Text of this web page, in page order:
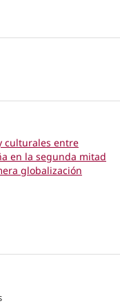
culturales entre
en la segunda mitad
globalización